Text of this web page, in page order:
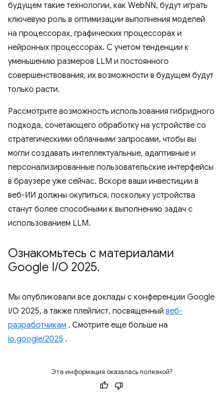
будущем такие технологии, как WebNN, будут играть
ключевую роль в оптимизации выполнения моделей
на процессорах, графических процессорах и
нейронных процессорах. С учетом тенденции к
уменьшению размеров LLM и постоянного
совершенствования, их возможности в будущем будут
только расти.
Рассмотрите возможность использования гибридного
подхода, сочетающего обработку на устройстве со
стратегическими облачными запросами, чтобы вы
могли создавать интеллектуальные, адаптивные и
персонализированные пользовательские интерфейсы
в браузере уже сейчас. Вскоре ваши инвестиции в
веб-ИИ должны окупиться, поскольку устройства
станут более способными к выполнению задач с
использованием LLM.
Ознакомьтесь с материалами
Google I/O 2025.
Мы опубликовали все доклады с конференции Google
I/O 2025, а также плейлист, посвященный веб-
разработчикам . Смотрите еще больше на
io.google/2025 .
Эта информация оказалась полезной?